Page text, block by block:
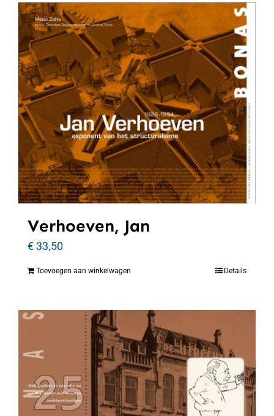
Verhoeven, Jan
€33,50
Toevoegen aan winkelwagen Details